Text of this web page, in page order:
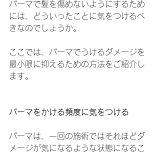
パーマで髪を傷めないようにするため
には、どういったことに気をつけるべ
きなのでしょうか。
ここでは、パーマでうけるダメージを
最小限に抑えるための方法をご紹介し
ます。
パーマをかける頻度に気をつける
パーマは、一回の施術ではそれほどダ
メージが気になるような状態になるこ